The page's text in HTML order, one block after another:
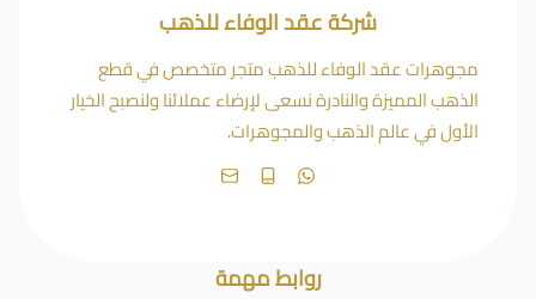
شركة عقد الوفاء للذهب
مجوهرات عقد الوفاء للذهب متجر متخصص في قطع
الذهب المميزة والنادرة نسعى لإرضاء عملائنا ولنصبح الخيار
الأول في عالم الذهب والمجوهرات.
روابط مهمة